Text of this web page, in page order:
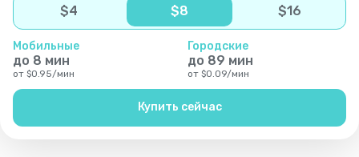
$4 $8 $16
Мобильные
до 8 мин
от $0.95/мин
Городские
до 89 мин
от $0.09/мин
Купить сейчас